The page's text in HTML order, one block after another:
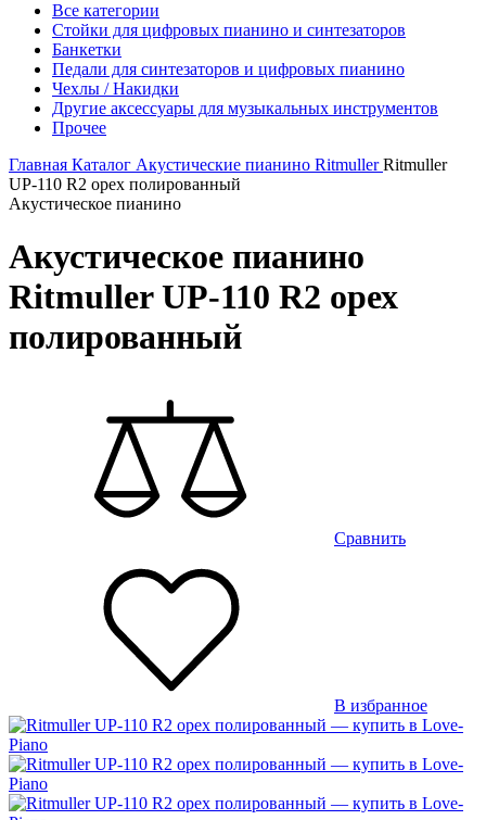
Все категории
Стойки для цифровых пианино и синтезаторов
Банкетки
Педали для синтезаторов и цифровых пианино
Чехлы / Накидки
Другие аксессуары для музыкальных инструментов
Прочее
Главная Каталог Акустические пианино RitmullerRitmuller
UP-110 R2 орех полированный
Акустическое пианино
Акустическое пианино
Ritmuller UP-110 R2 орех
полированный
Сравнить
В избранное